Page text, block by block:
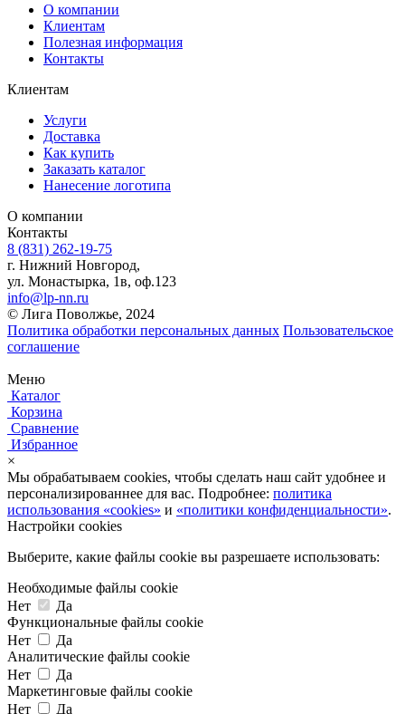
О компании
Клиентам
Полезная информация
Контакты
Клиентам
Услуги
Доставка
Как купить
Заказать каталог
Нанесение логотипа
О компании
Контакты
8 (831) 262-19-75
г. Нижний Новгород,
ул. Монастырка, 1в, оф.123
info@lp-nn.ru
© Лига Поволжье, 2024
Политика обработки персональных данных Пользовательское
соглашение
Меню
Каталог
Корзина
Сравнение
Избранное
×
Мы обрабатываем cookies, чтобы сделать наш сайт удобнее и
персонализированнее для вас. Подробнее: политика
использования «cookies» и «политики конфиденциальности».
Настройки cookies
Выберите, какие файлы cookie вы разрешаете использовать:
Необходимые файлы cookie
Нет
Да
Функциональные файлы cookie
Нет
Да
Аналитические файлы cookie
Нет
Да
Маркетинговые файлы cookie
Нет
Да